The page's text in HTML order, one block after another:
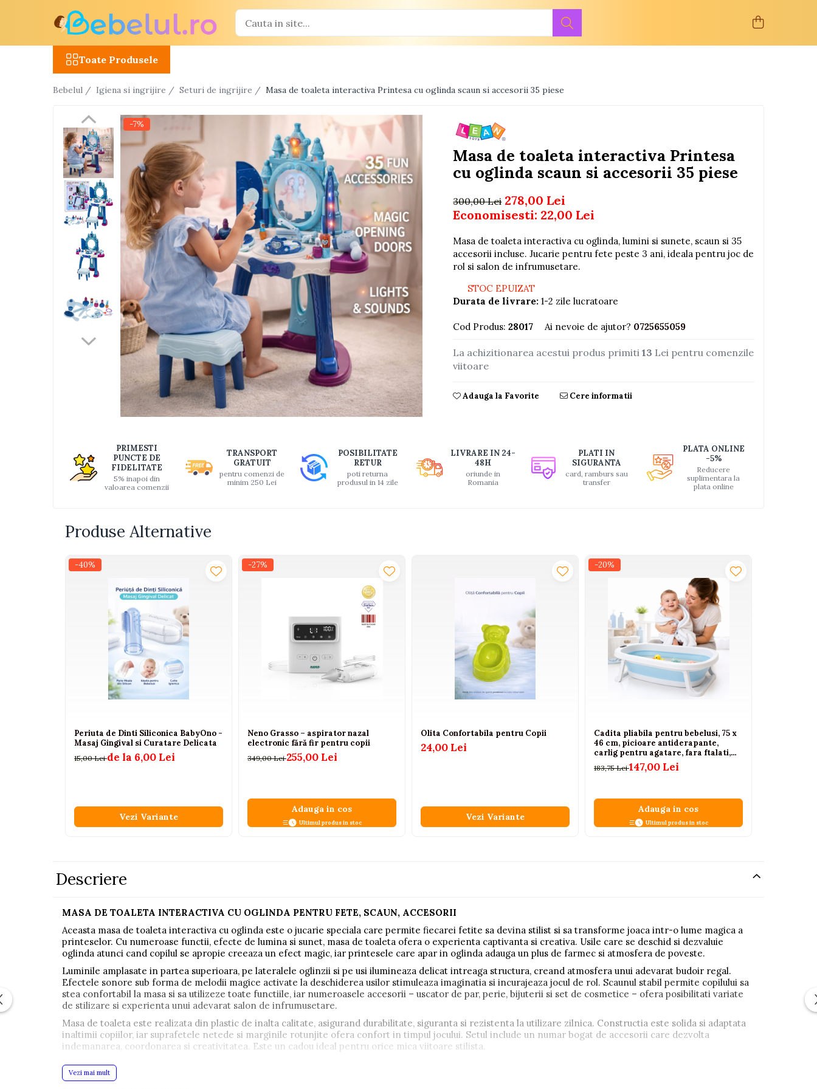
Masinute R/C
Avioane si elicoptere R/C
Camioane R/C
Motociclete R/C
Utilaje constructii R/C
Jucarii bebelusi
Interactive, educative si muzicale
Saltelute si centre de activitati
Table desen copii
Caluti balansoar
Electrocasnice si bucatarii
Jocuri de indemanare
Jocuri sportive
Muzica si instrumente
Saltelute si centre de activitati
Set Avioane si submarine
Seturi de doctor
Seturi de rufe
Trenuri cu sine
Vehicule de constructii
Jucarii exterior
Toate Produsele
Bebelul / Igiena si ingrijire / Seturi de ingrijire / Masa de toaleta interactiva Printesa cu oglinda scaun si accesorii 35 piese
Masa de toaleta interactiva Printesa
cu oglinda scaun si accesorii 35 piese
-7%
Facebook
300,00 Lei 278,00 Lei
Economisesti: 22,00 Lei
Masa de toaleta interactiva cu oglinda, lumini si sunete, scaun si 35
accesorii incluse. Jucarie pentru fete peste 3 ani, ideala pentru joc de
rol si salon de infrumusetare.
STOC EPUIZAT
Durata de livrare: 1-2 zile lucratoare
Cod Produs: 28017 Ai nevoie de ajutor? 0725655059
La achizitionarea acestui produs primiti13 Lei pentru comenzile
viitoare
Adauga la Favorite Cere informatii
PRIMESTI
PUNCTE DE
FIDELITATE
5% inapoi din
valoarea comenzii
TRANSPORT
GRATUIT
pentru comenzi de
minim 250 Lei
POSIBILITATE
RETUR
poti returna
produsul in 14 zile
LIVRARE IN 24-
48H
oriunde in
Romania
PLATI IN
SIGURANTA
card, ramburs sau
transfer
PLATA ONLINE
-5%
Reducere
suplimentara la
plata online
Produse Alternative
-40%
Periuta de Dinti Siliconica BabyOno -
Masaj Gingival si Curatare Delicata
15,00 Leide la 6,00 Lei
Vezi Variante
-27%
Neno Grasso – aspirator nazal
electronic fără fir pentru copii
349,00 Lei255,00 Lei
Adauga in cos
Ultimul produs in stoc
Olita Confortabila pentru Copii
24,00 Lei
Vezi Variante
-20%
Cadita pliabila pentru bebelusi, 75 x
46 cm, picioare antiderapante,
carlig pentru agatare, fara ftalati,
albastra, 0+
183,75 Lei147,00 Lei
Adauga in cos
Ultimul produs in stoc
Descriere
MASA DE TOALETA INTERACTIVA CU OGLINDA PENTRU FETE, SCAUN, ACCESORII
Aceasta masa de toaleta interactiva cu oglinda este o jucarie speciala care permite fiecarei fetite sa devina stilist si sa transforme joaca intr-o lume magica a
printeselor. Cu numeroase functii, efecte de lumina si sunet, masa de toaleta ofera o experienta captivanta si creativa. Usile care se deschid si dezvaluie
oglinda atunci cand copilul se apropie creeaza un efect magic, iar printesele care apar in oglinda adauga un plus de farmec si atmosfera de poveste.
Luminile amplasate in partea superioara, pe lateralele oglinzii si pe usi ilumineaza delicat intreaga structura, creand atmosfera unui adevarat budoir regal.
Efectele sonore sub forma de melodii magice activate la deschiderea usilor stimuleaza imaginatia si incurajeaza jocul de rol. Scaunul stabil permite copilului sa
stea confortabil la masa si sa utilizeze toate functiile, iar numeroasele accesorii – uscator de par, perie, bijuterii si set de cosmetice – ofera posibilitati variate
de stilizare si experienta unui adevarat salon de infrumusetare.
Masa de toaleta este realizata din plastic de inalta calitate, asigurand durabilitate, siguranta si rezistenta la utilizare zilnica. Constructia este solida si adaptata
inaltimii copiilor, iar suprafetele netede si marginile rotunjite ofera confort in timpul jocului. Setul include un numar bogat de accesorii care dezvolta
indemanarea, coordonarea si creativitatea. Este un cadou ideal pentru orice mica viitoare stilista.
SPECIFICATII:
Realizata din materiale de cea mai inalta calitate
Vezi mai mult